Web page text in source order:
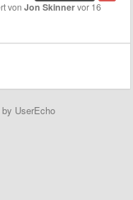
vonJon Skinnervor 16
by UserEcho